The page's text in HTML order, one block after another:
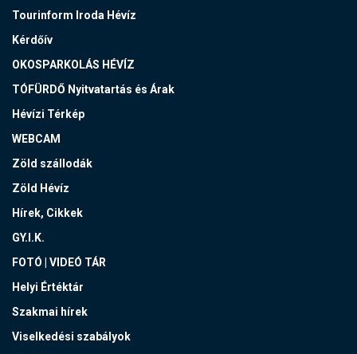
Tourinform Iroda Hévíz
Kérdőív
OKOSPARKOLÁS HÉVÍZ
TÓFÜRDŐ Nyitvatartás és Árak
Hévízi Térkép
WEBCAM
Zöld szállodák
Zöld Hévíz
Hírek, Cikkek
GY.I.K.
FOTÓ | VIDEÓ TÁR
Helyi Értéktár
Szakmai hírek
Viselkedési szabályok